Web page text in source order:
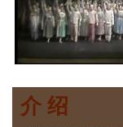
介 绍